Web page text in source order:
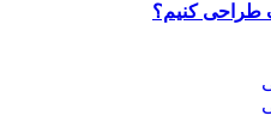
طراحی کنیم؟